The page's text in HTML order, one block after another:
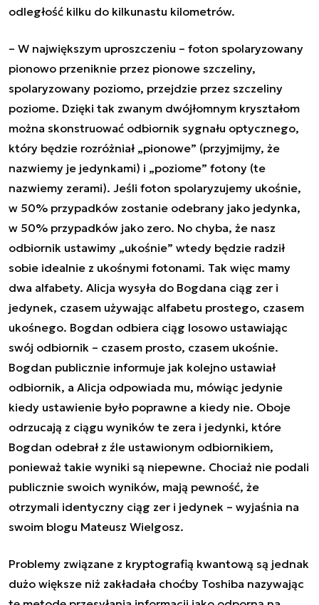
odległość kilku do kilkunastu kilometrów.
– W największym uproszczeniu – foton spolaryzowany
pionowo przeniknie przez pionowe szczeliny,
spolaryzowany poziomo, przejdzie przez szczeliny
poziome. Dzięki tak zwanym dwójłomnym kryształom
można skonstruować odbiornik sygnału optycznego,
który będzie rozróżniał „pionowe” (przyjmijmy, że
nazwiemy je jedynkami) i „poziome” fotony (te
nazwiemy zerami). Jeśli foton spolaryzujemy ukośnie,
w 50% przypadków zostanie odebrany jako jedynka,
w 50% przypadków jako zero. No chyba, że nasz
odbiornik ustawimy „ukośnie” wtedy będzie radził
sobie idealnie z ukośnymi fotonami. Tak więc mamy
dwa alfabety. Alicja wysyła do Bogdana ciąg zer i
jedynek, czasem używając alfabetu prostego, czasem
ukośnego. Bogdan odbiera ciąg losowo ustawiając
swój odbiornik – czasem prosto, czasem ukośnie.
Bogdan publicznie informuje jak kolejno ustawiał
odbiornik, a Alicja odpowiada mu, mówiąc jedynie
kiedy ustawienie było poprawne a kiedy nie. Oboje
odrzucają z ciągu wyników te zera i jedynki, które
Bogdan odebrał z źle ustawionym odbiornikiem,
ponieważ takie wyniki są niepewne. Chociaż nie podali
publicznie swoich wyników, mają pewność, że
otrzymali identyczny ciąg zer i jedynek – wyjaśnia na
swoim blogu Mateusz Wielgosz.
Problemy związane z kryptografią kwantową są jednak
dużo większe niż zakładała choćby Toshiba nazywając